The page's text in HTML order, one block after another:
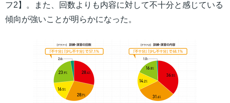
フ2】。また、回数よりも内容に対して不十分と感じている
傾向が強いことが明らかになった。